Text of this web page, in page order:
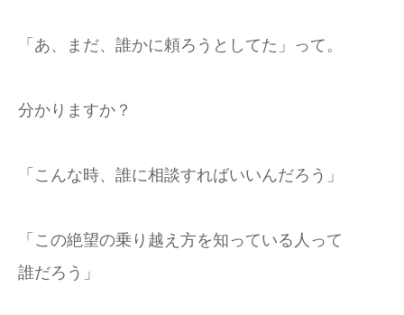
「あ、まだ、誰かに頼ろうとしてた」って。
分かりますか？
「こんな時、誰に相談すればいいんだろう」
「この絶望の乗り越え方を知っている人って
誰だろう」